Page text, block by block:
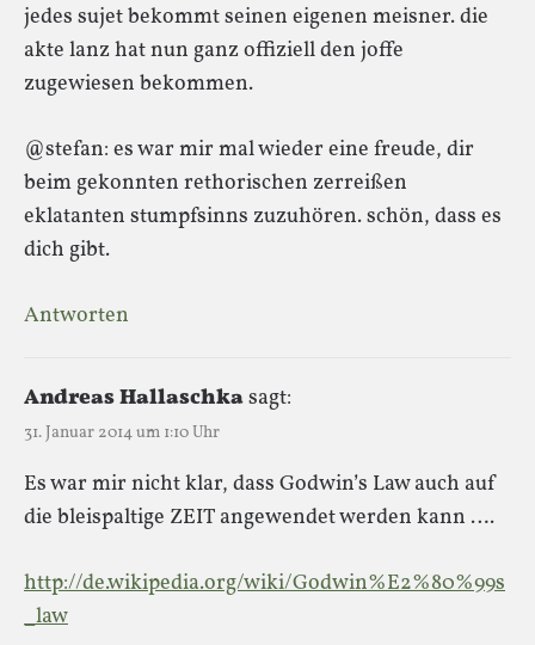
jedes sujet bekommt seinen eigenen meisner. die
akte lanz hat nun ganz offiziell den joffe
zugewiesen bekommen.
@stefan: es war mir mal wieder eine freude, dir
beim gekonnten rethorischen zerreißen
eklatanten stumpfsinns zuzuhören. schön, dass es
dich gibt.
Antworten
Andreas Hallaschkasagt:
31. Januar 2014 um 1:10 Uhr
Es war mir nicht klar, dass Godwin’s Law auch auf
die bleispaltige ZEIT angewendet werden kann ….
http://de.wikipedia.org/wiki/Godwin%E2%80%99s
_law